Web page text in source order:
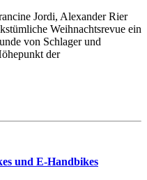
Jordi, Alexander Rier
Weihnachtsrevue ein
von Schlager und
der
und E-Handbikes